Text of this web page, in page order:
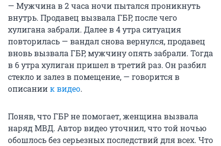
— Мужчина в 2 часа ночи пытался проникнуть
внутрь. Продавец вызвала ГБР, после чего
хулигана забрали. Далее в 4 утра ситуация
повторилась — вандал снова вернулся, продавец
вновь вызвала ГБР, мужчину опять забрали. Тогда
в 6 утра хулиган пришел в третий раз. Он разбил
стекло и залез в помещение, — говорится в
описаниик видео.
Поняв, что ГБР не помогает, женщина вызвала
наряд МВД. Автор видео уточнил, что той ночью
обошлось без серьезных последствий для всех. Что